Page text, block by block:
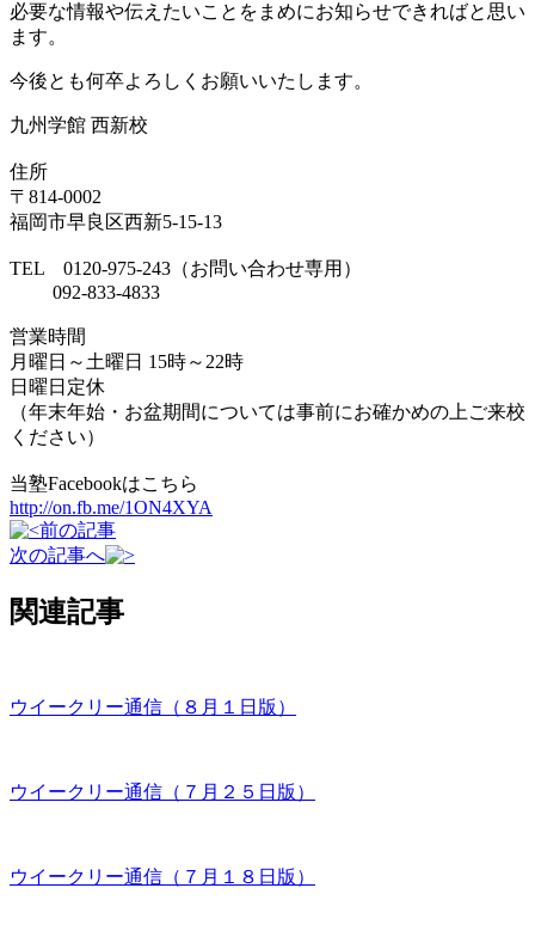
必要な情報や伝えたいことをまめにお知らせできればと思い
ます。
今後とも何卒よろしくお願いいたします。
九州学館 西新校
住所
〒814-0002
福岡市早良区西新5-15-13
TEL 0120-975-243（お問い合わせ専用）
092-833-4833
営業時間
月曜日～土曜日 15時～22時
日曜日定休
（年末年始・お盆期間については事前にお確かめの上ご来校
ください）
当塾Facebookはこちら
http://on.fb.me/1ON4XYA
前の記事
次の記事へ
関連記事
ウイークリー通信（８月１日版）
ウイークリー通信（７月２５日版）
ウイークリー通信（７月１８日版）